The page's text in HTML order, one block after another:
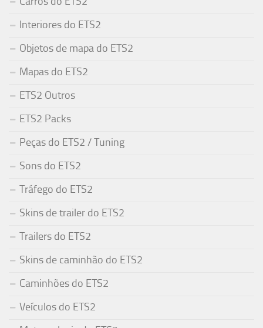
Interiores do ETS2
Objetos de mapa do ETS2
Mapas do ETS2
ETS2 Outros
ETS2 Packs
Peças do ETS2 / Tuning
Sons do ETS2
Tráfego do ETS2
Skins de trailer do ETS2
Trailers do ETS2
Skins de caminhão do ETS2
Caminhões do ETS2
Veículos do ETS2